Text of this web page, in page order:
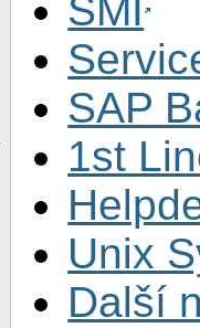
SMI
SAP
1st
Unix
Další